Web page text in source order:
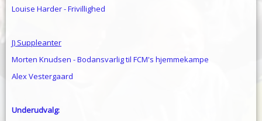
Louise Harder - Frivillighed
J) Suppleanter
Morten Knudsen - Bodansvarlig til FCM's hjemmekampe
Alex Vestergaard
Underudvalg: